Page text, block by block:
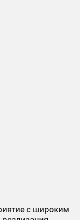
с широким